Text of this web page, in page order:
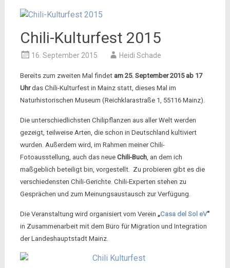
Chili-Kulturfest 2015
16. September 2015 Heidi Schade
Bereits zum zweiten Mal findet am 25. September 2015 ab 17
Uhrdas Chili-Kulturfest in Mainz statt, dieses Mal im
Naturhistorischen Museum (Reichklarastraße 1, 55116 Mainz).
Die unterschiedlichsten Chilipflanzen aus aller Welt werden
gezeigt, teilweise Arten, die schon in Deutschland kultiviert
wurden. Außerdem wird, im Rahmen meiner Chili-
Fotoausstellung, auch das neue Chili-Buch, an dem ich
maßgeblich beteiligt bin, vorgestellt. Zu probieren gibt es die
verschiedensten Chili-Gerichte. Chili-Experten stehen zu
Gesprächen und zum Meinungsaustausch zur Verfügung.
Die Veranstaltung wird organisiert vom Verein „Casa del Sol eV“
in Zusammenarbeit mit dem Büro für Migration und Integration
der Landeshauptstadt Mainz.